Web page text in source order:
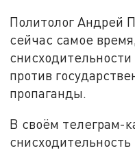
Политолог Андрей
сейчас самое
против
пропаганды.
В своём телеграм-